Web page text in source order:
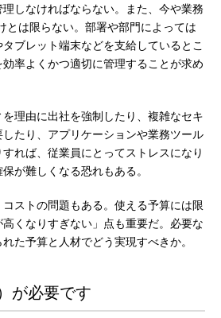
理しなければならない。また、今や業務
とは限らない。部署や部門によっては
ブレット端末などを支給しているとこ
率よくかつ適切に管理することが求め
理由に出社を強制したり、複雑なセキ
たり、アプリケーションや業務ツール
れば、従業員にとってストレスになり
が難しくなる恐れもある。
ストの問題もある。使える予算には限
くなりすぎない」点も重要だ。必要な
た予算と人材でどう実現すべきか。
が必要です